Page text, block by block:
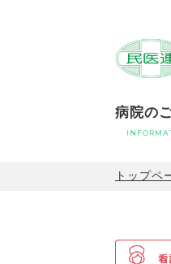
病院の
トップペ